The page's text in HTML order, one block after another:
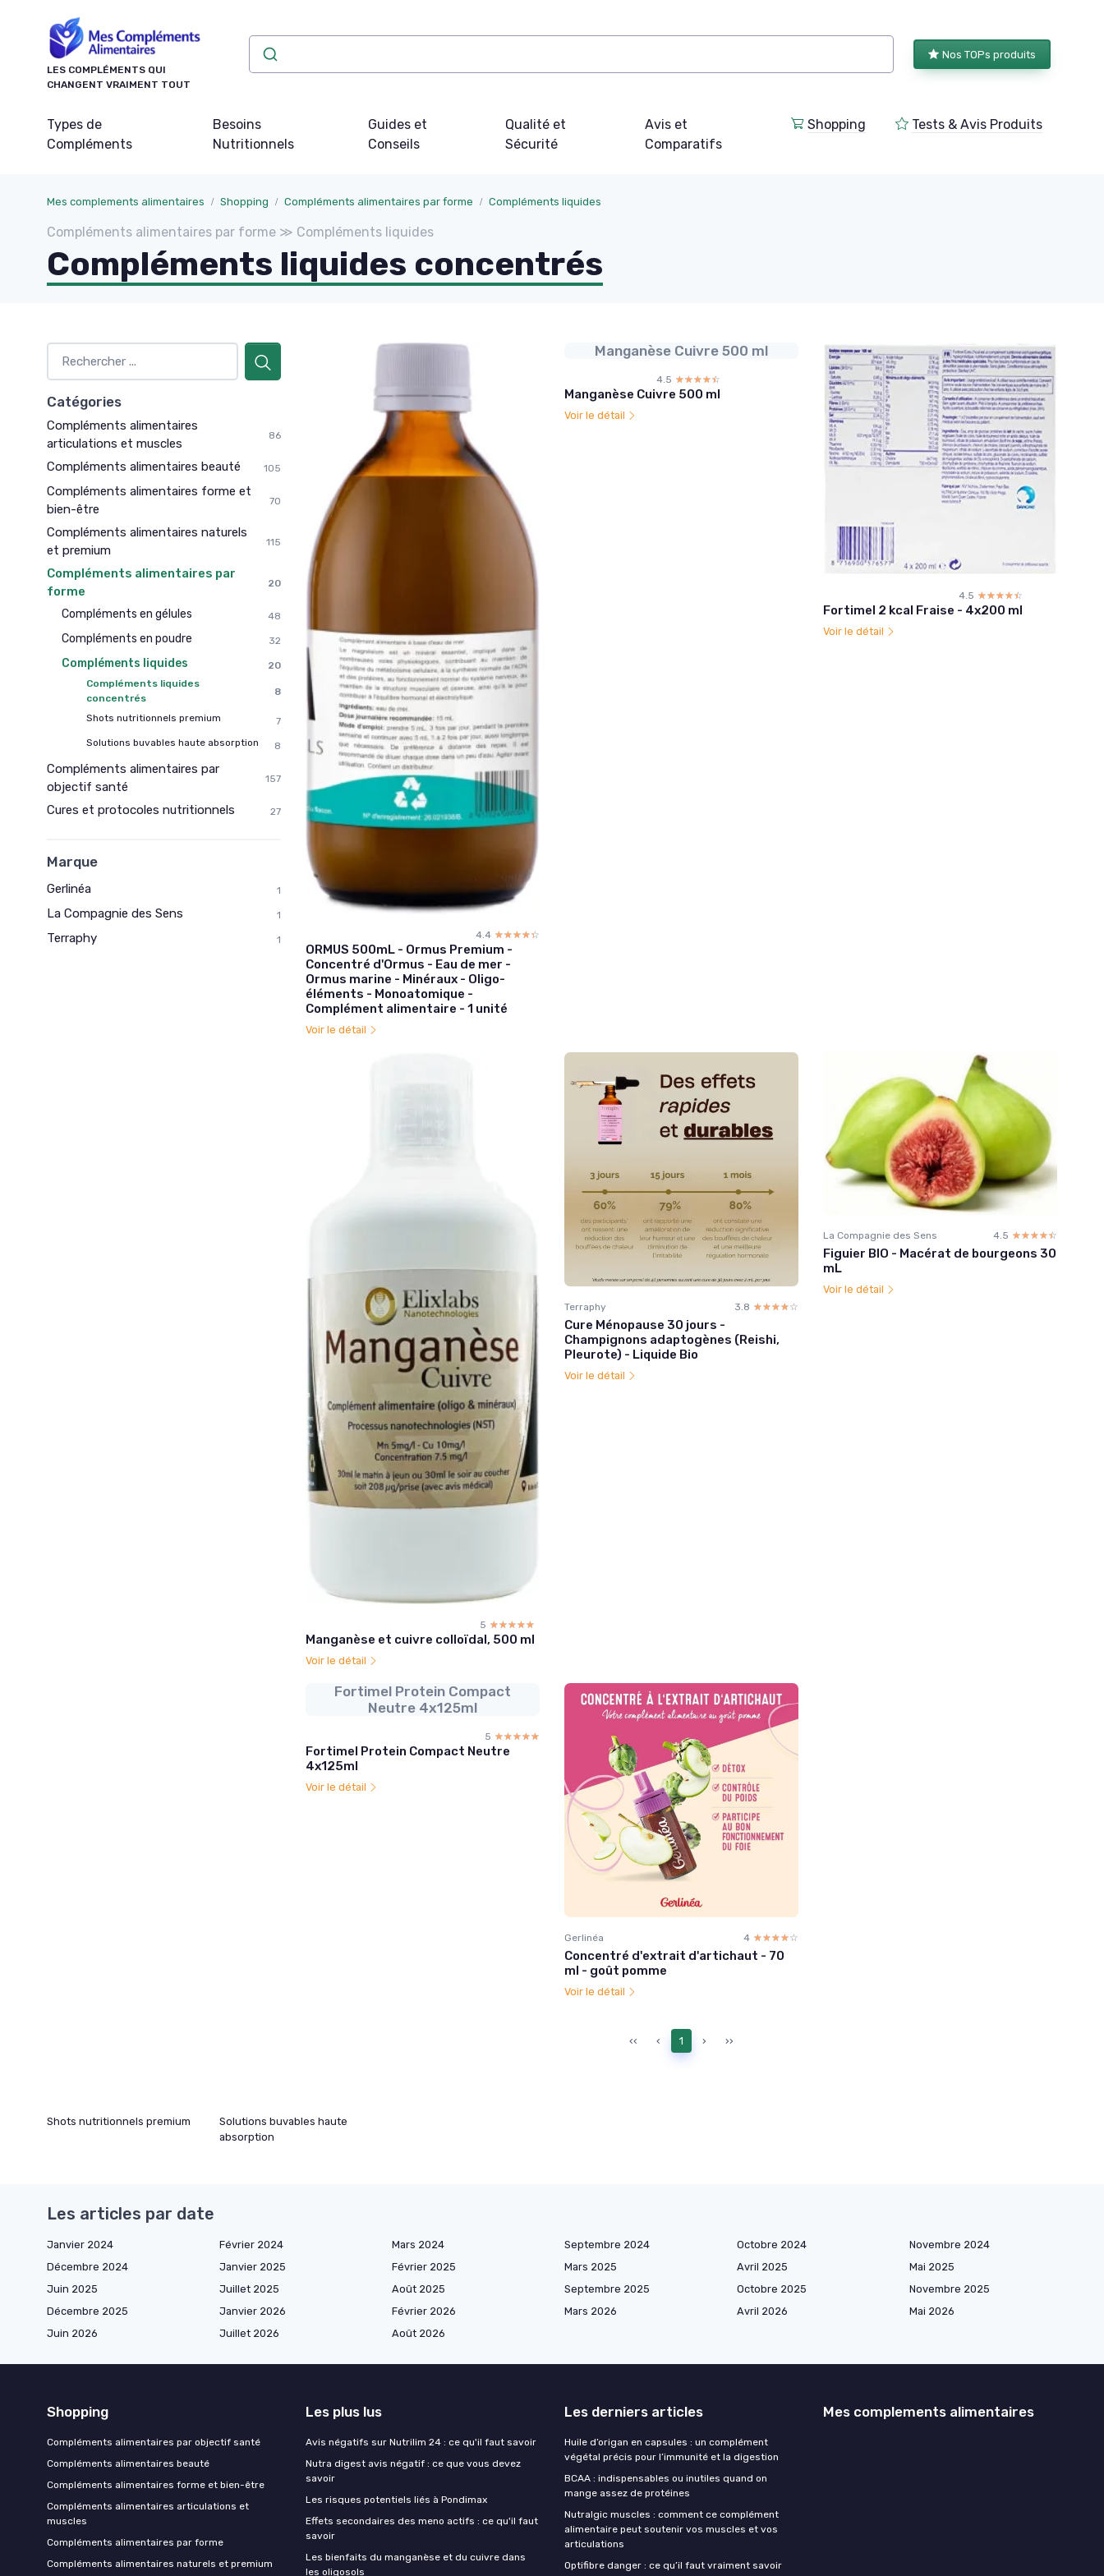
LES COMPLÉMENTS QUI
CHANGENT VRAIMENT TOUT
Nos TOPs produits
Types de
Compléments
Besoins
Nutritionnels
Guides et
Conseils
Qualité et
Sécurité
Avis et
Comparatifs
Shopping Tests & Avis Produits
Mes complements alimentaires Shopping Compléments alimentaires par forme Compléments liquides
Compléments alimentaires par forme ≫ Compléments liquides
Compléments liquides concentrés
Catégories
Compléments alimentaires
articulations et muscles
86
Compléments alimentaires beauté 105
Compléments alimentaires forme et
bien-être
70
Compléments alimentaires naturels
et premium
115
Compléments alimentaires par
forme
20
Compléments en gélules 48
Compléments en poudre 32
Compléments liquides
20
Compléments liquides
concentrés
8
Shots nutritionnels premium
7
Solutions buvables haute absorption
8
Compléments alimentaires par
objectif santé
157
Cures et protocoles nutritionnels 27
Marque
Gerlinéa 1
La Compagnie des Sens 1
Terraphy 1 4.4 ☆☆☆☆☆
★★★★★
ORMUS 500mL - Ormus Premium -
Concentré d'Ormus - Eau de mer -
Ormus marine - Minéraux - Oligo-
éléments - Monoatomique -
Complément alimentaire - 1 unité
Voir le détail
Manganèse Cuivre 500 ml
4.5 ☆☆☆☆☆
★★★★★
Manganèse Cuivre 500 ml
Voir le détail
4.5 ☆☆☆☆☆
★★★★★
Fortimel 2 kcal Fraise - 4x200 ml
Voir le détail
5 ☆☆☆☆☆
★★★★★
Manganèse et cuivre colloïdal, 500 ml
Voir le détail
Terraphy 3.8 ☆☆☆☆☆
★★★★★
Cure Ménopause 30 jours -
Champignons adaptogènes (Reishi,
Pleurote) - Liquide Bio
Voir le détail
La Compagnie des Sens 4.5 ☆☆☆☆☆
★★★★★
Figuier BIO - Macérat de bourgeons 30
mL
Voir le détail
Fortimel Protein Compact
Neutre 4x125ml
5 ☆☆☆☆☆
★★★★★
Fortimel Protein Compact Neutre
4x125ml
Voir le détail
Gerlinéa 4 ☆☆☆☆☆
★★★★★
Concentré d'extrait d'artichaut - 70
ml - goût pomme
Voir le détail
‹‹ ‹ 1 › ››
Shots nutritionnels premium
Solutions buvables haute
absorption
Les articles par date
Janvier 2024 Février 2024 Mars 2024 Septembre 2024 Octobre 2024
Novembre 2024
Décembre 2024
Janvier 2025 Février 2025 Mars 2025 Avril 2025
Mai 2025
Juin 2025
Juillet 2025 Août 2025 Septembre 2025 Octobre 2025
Novembre 2025
Décembre 2025
Janvier 2026 Février 2026 Mars 2026 Avril 2026
Mai 2026
Juin 2026
Juillet 2026 Août 2026
Shopping
Compléments alimentaires par objectif santé
Compléments alimentaires beauté
Compléments alimentaires forme et bien-être
Compléments alimentaires articulations et
muscles
Compléments alimentaires par forme
Compléments alimentaires naturels et premium
Les plus lus
Avis négatifs sur Nutrilim 24 : ce qu'il faut savoir
Nutra digest avis négatif : ce que vous devez
savoir
Les risques potentiels liés à Pondimax
Effets secondaires des meno actifs : ce qu'il faut
savoir
Les bienfaits du manganèse et du cuivre dans
les oligosols
Les derniers articles
Huile d’origan en capsules : un complément
végétal précis pour l’immunité et la digestion
BCAA : indispensables ou inutiles quand on
mange assez de protéines
Nutralgic muscles : comment ce complément
alimentaire peut soutenir vos muscles et vos
articulations
Optifibre danger : ce qu’il faut vraiment savoir
Mes complements alimentaires